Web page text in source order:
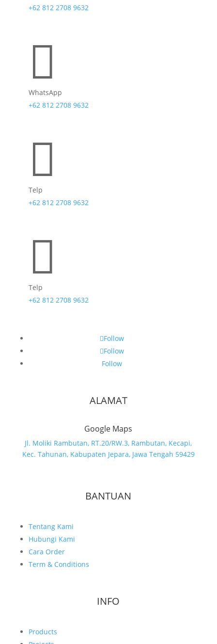
+62 812 2708 9632

WhatsApp
+62 812 2708 9632

Telp
+62 812 2708 9632

Telp
+62 812 2708 9632
Follow
Follow
Follow
ALAMAT
Google Maps
Jl. Moliki Rambutan, RT.20/RW.3, Rambutan, Kecapi,
Kec. Tahunan, Kabupaten Jepara, Jawa Tengah 59429
BANTUAN
Tentang Kami
Hubungi Kami
Cara Order
Term & Conditions
INFO
Products